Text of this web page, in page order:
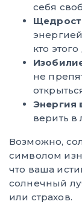
себя
кто
не
Энергия
верить
Возможно,
символом
что ваша
солнечный
или страхов.